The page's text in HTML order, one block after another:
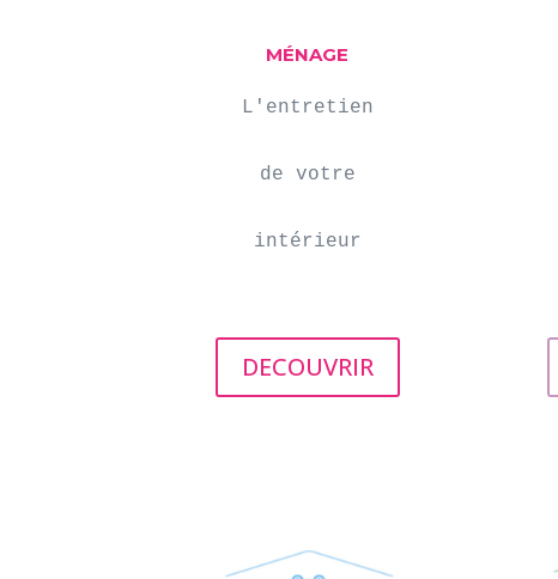
MÉNAGE
L'entretien
de votre
intérieur
DECOUVRIR